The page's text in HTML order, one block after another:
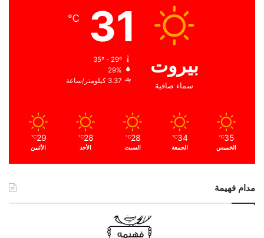
بيروت
سماء صافية
31
℃
35º - 29º
29%
3.37 كيلومتر/ساعة
35
℃
الخميس
34
℃
الجمعة
28
℃
السبت
28
℃
الأحد
29
℃
الأثنين
مدام فهيمة